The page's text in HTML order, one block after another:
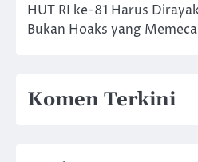
HUT RI ke-81 Harus
Bukan Hoaks yang
Komen Terkini